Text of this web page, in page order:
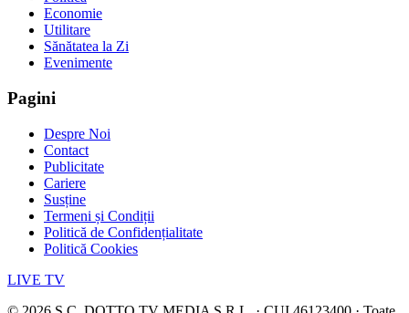
Economie
Utilitare
Sănătatea la Zi
Evenimente
Pagini
Despre Noi
Contact
Publicitate
Cariere
Susține
Termeni și Condiții
Politică de Confidențialitate
Politică Cookies
LIVE TV